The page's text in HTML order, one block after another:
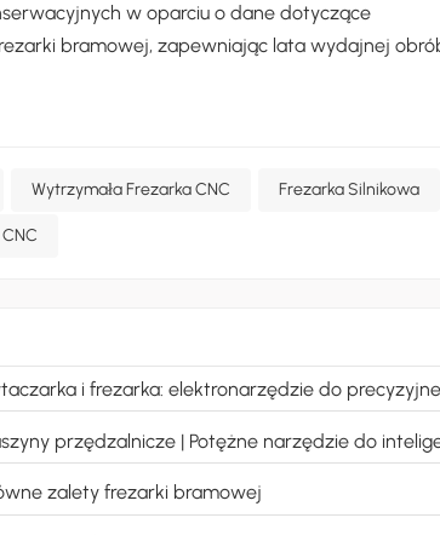
w oparciu o dane dotyczące
bramowej, zapewniając lata wydajnej
Wytrzymała Frezarka CNC Frezarka Silnikowa
i frezarka: elektronarzędzie do precyzyjnej obróbki
przędzalnicze | Potężne narzędzie do inteligentnej produkcji w formowaniu metali
zalety frezarki bramowej